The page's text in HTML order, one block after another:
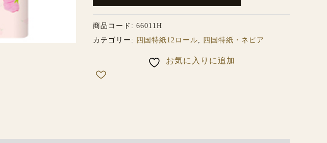
２
ロ
４
商品コード:66011H
カテゴリー: 四国特紙12ロール 四国特紙・ネピア
お気に入りに追加